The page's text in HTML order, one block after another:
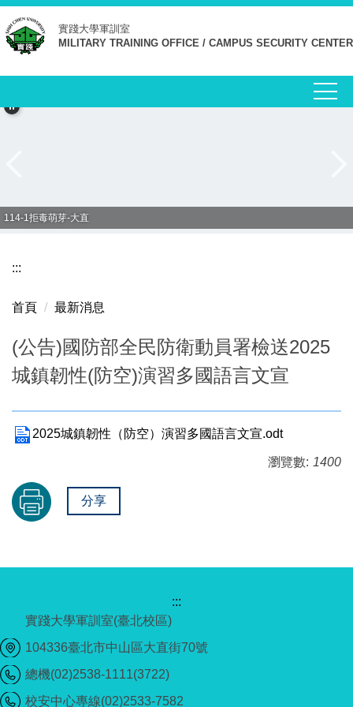
跳
到
要
容
實踐大學軍訓室
MILITARY TRAINING OFFICE / CAMPUS SECURITY CENTER
114-1拒毒萌芽-大直
:::
首頁 最新消息
(公告)國防部全民防衛動員署檢送2025
城鎮韌性(防空)演習多國語言文宣
2025城鎮韌性（防空）演習多國語言文宣.odt
瀏覽數: 1400
分享
:::
實踐大學軍訓室(臺北校區)
104336臺北市中山區大直街70號
總機(02)2538-1111(3722)
校安中心專線(02)2533-7582